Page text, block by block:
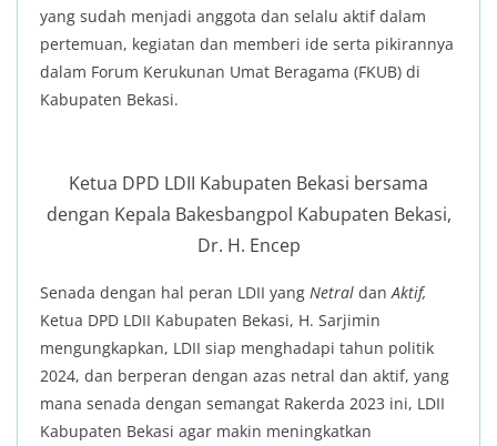
yang sudah menjadi anggota dan selalu aktif dalam
pertemuan, kegiatan dan memberi ide serta pikirannya
dalam Forum Kerukunan Umat Beragama (FKUB) di
Kabupaten Bekasi.
Ketua DPD LDII Kabupaten Bekasi bersama
dengan Kepala Bakesbangpol Kabupaten Bekasi,
Dr. H. Encep
Senada dengan hal peran LDII yang Netral danAktif,
Ketua DPD LDII Kabupaten Bekasi, H. Sarjimin
mengungkapkan, LDII siap menghadapi tahun politik
2024, dan berperan dengan azas netral dan aktif, yang
mana senada dengan semangat Rakerda 2023 ini, LDII
Kabupaten Bekasi agar makin meningkatkan